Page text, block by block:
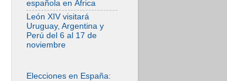
Obispos de
Ecuador: El bien de
las familias no
admite premuras
legislativas
paz comienza con
española en África
León XIV visitará
Uruguay, Argentina y
Perú del 6 al 17 de
noviembre
Elecciones en España: